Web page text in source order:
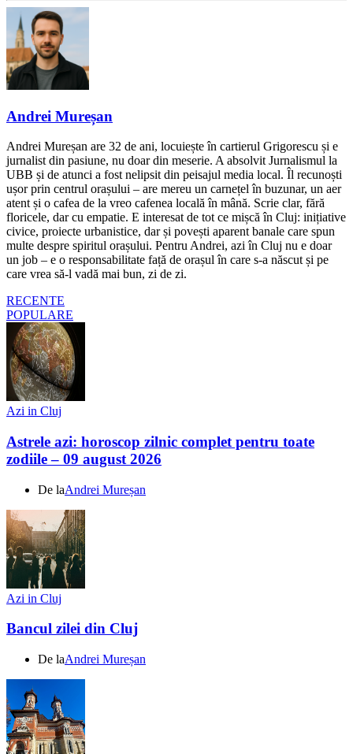
Andrei Mureșan
Andrei Mureșan are 32 de ani, locuiește în cartierul Grigorescu și e
jurnalist din pasiune, nu doar din meserie. A absolvit Jurnalismul la
UBB și de atunci a fost nelipsit din peisajul media local. Îl recunoști
ușor prin centrul orașului – are mereu un carnețel în buzunar, un aer
atent și o cafea de la vreo cafenea locală în mână. Scrie clar, fără
floricele, dar cu empatie. E interesat de tot ce mișcă în Cluj: inițiative
civice, proiecte urbanistice, dar și povești aparent banale care spun
multe despre spiritul orașului. Pentru Andrei, azi în Cluj nu e doar
un job – e o responsabilitate față de orașul în care s-a născut și pe
care vrea să-l vadă mai bun, zi de zi.
RECENTE
POPULARE
Azi in Cluj
Astrele azi: horoscop zilnic complet pentru toate
zodiile – 09 august 2026
De laAndrei Mureșan
Azi in Cluj
Bancul zilei din Cluj
De laAndrei Mureșan